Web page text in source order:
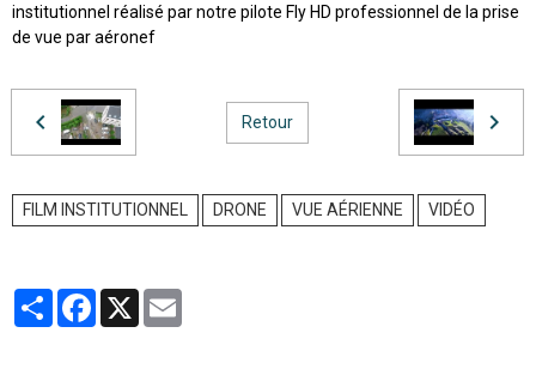
institutionnel réalisé par notre pilote Fly HD professionnel de la prise
de vue par aéronef
Retour
FILM INSTITUTIONNEL DRONE VUE AÉRIENNE VIDÉO
PartagerFacebook
X